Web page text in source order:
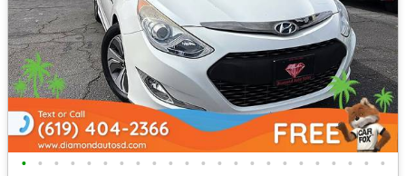
• • • • • • • • • • • • • • • • • • • • • • •